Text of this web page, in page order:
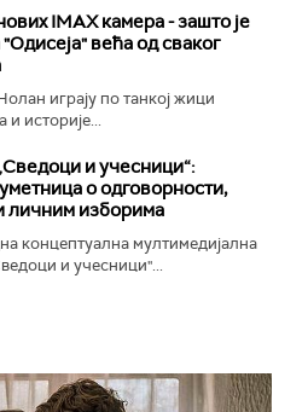
IMAX камера - зашто је
већа од сваког
играју по танкој жици
и историје...
и учесници“:
о одговорности,
личним изборима
концептуална мултимедијална
и учесници"...